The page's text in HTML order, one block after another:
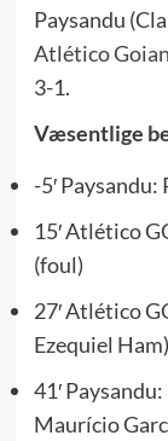
Paysandu
Atlético
3-1.
Væsentlige
-5′
15′ Atlético
(foul)
27′ Atlético
Ezequiel Ham)
41′ Paysandu:
Maurício